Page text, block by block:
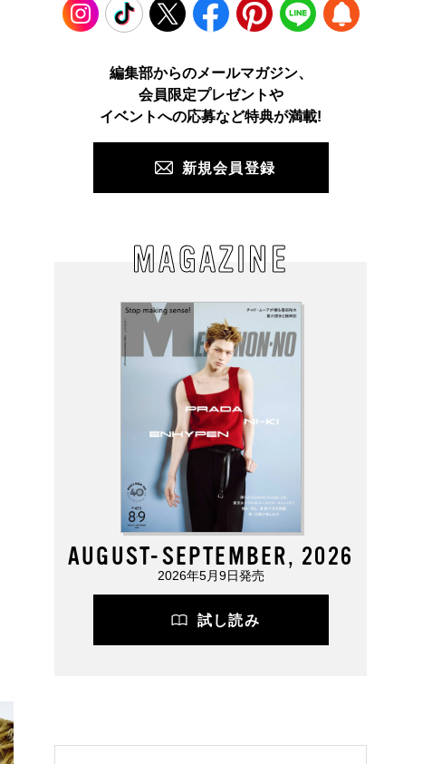
グ”。「モノリス」から高
や通勤に大活躍な全５型
ロエベの新しい世界へよ
うこそ。大胆なコントラ
。装う喜び、明るいスピ
リット
TikTok Facebook Pinterest LINE
編集部からのメールマガジン、
会員限定プレゼントや
イベントへの応募など特典が満載!
新規会員登録
MAGAZINE
AUGUST-SEPTEMBER, 2026
2026年5月9日発売
試し読み